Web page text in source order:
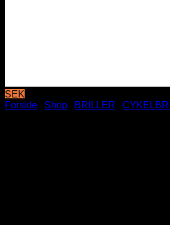
SEK
Forside
Shop BRILLER